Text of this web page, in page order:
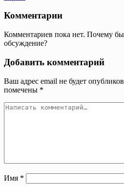
Комментарии
Комментариев пока нет. Почему бы
обсуждение?
Добавить комментарий
Ваш адрес email не будет
помечены *
Имя *